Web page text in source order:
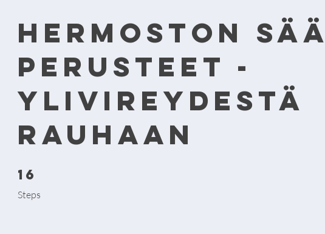
Hermoston
perusteet -
ylivireydestä
rauhaan
16
Steps
16 Steps